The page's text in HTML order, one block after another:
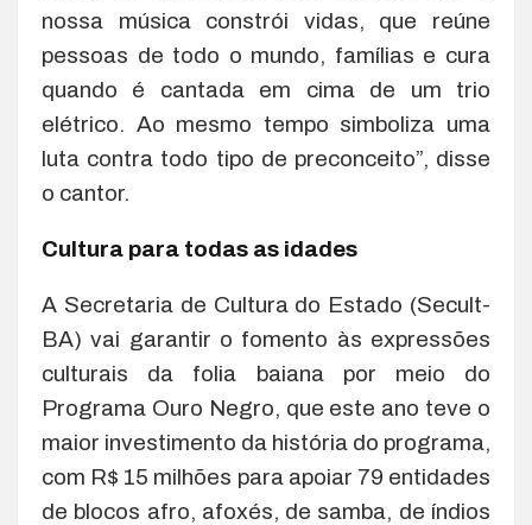
nossa música constrói vidas, que reúne
pessoas de todo o mundo, famílias e cura
quando é cantada em cima de um trio
elétrico. Ao mesmo tempo simboliza uma
luta contra todo tipo de preconceito”, disse
o cantor.
Cultura para todas as idades
A Secretaria de Cultura do Estado (Secult-
BA) vai garantir o fomento às expressões
culturais da folia baiana por meio do
Programa Ouro Negro, que este ano teve o
maior investimento da história do programa,
com R$ 15 milhões para apoiar 79 entidades
de blocos afro, afoxés, de samba, de índios